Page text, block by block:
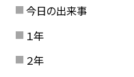
今日の出来事
１年
２年